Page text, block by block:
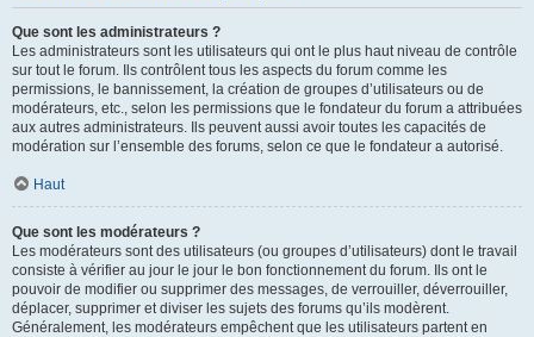
Que sont les administrateurs ?
Les administrateurs sont les utilisateurs qui ont le plus haut niveau de contrôle
sur tout le forum. Ils contrôlent tous les aspects du forum comme les
permissions, le bannissement, la création de groupes d’utilisateurs ou de
modérateurs, etc., selon les permissions que le fondateur du forum a attribuées
aux autres administrateurs. Ils peuvent aussi avoir toutes les capacités de
modération sur l’ensemble des forums, selon ce que le fondateur a autorisé.
Haut
Que sont les modérateurs ?
Les modérateurs sont des utilisateurs (ou groupes d’utilisateurs) dont le travail
consiste à vérifier au jour le jour le bon fonctionnement du forum. Ils ont le
pouvoir de modifier ou supprimer des messages, de verrouiller, déverrouiller,
déplacer, supprimer et diviser les sujets des forums qu’ils modèrent.
Généralement, les modérateurs empêchent que les utilisateurs partent en